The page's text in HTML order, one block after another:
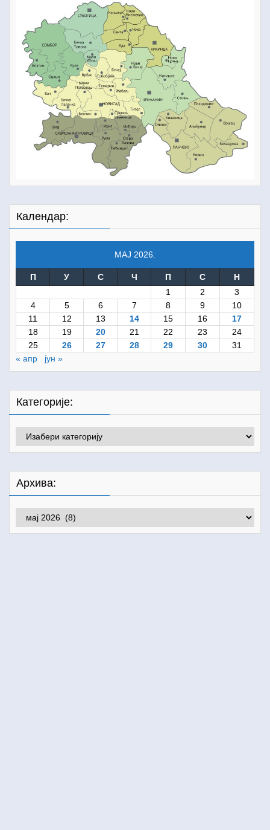
Календар:
МАЈ 2026.
П У С Ч П С
Н
1
2
3
4
5 6 7 8 9
10
11
12 13 14 15 16
17
18
19 20 21 22 23
24
25
26 27 28 29 30
31
« апр
јун »
Категорије:
Категорије:
Архива:
Архива: